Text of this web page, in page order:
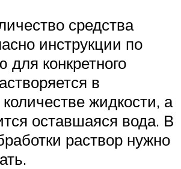
средства
инструкции по
конкретного
в
жидкости, а
оставшаяся вода. В
раствор нужно